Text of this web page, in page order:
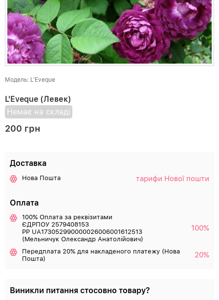
Модель: L'Eveque
L'Eveque (Левек)
Немає на складі
200 грн
Доставка
Нова Пошта тарифи Нової пошти
Оплата
100% Оплата за реквізитами
ЄДРПОУ 2579408153
РР UA173052990000026006001612513
(Мельничук Олександр Анатолійович)
100%
Передплата 20% для накладеного платежу (Нова
Пошта)
20%
Виникли питання стосовно товару?